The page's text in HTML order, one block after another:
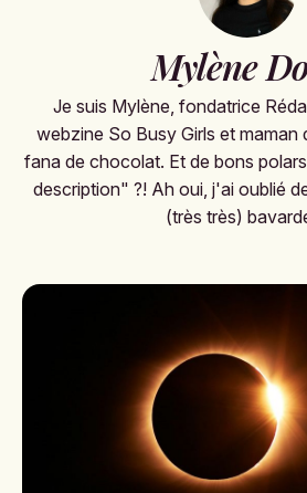
Mylène
Je suis Mylène, fondatrice
webzine So Busy Girls et maman
fana de chocolat. Et de bons
description" ?! Ah oui, j'ai oublié
(très très)